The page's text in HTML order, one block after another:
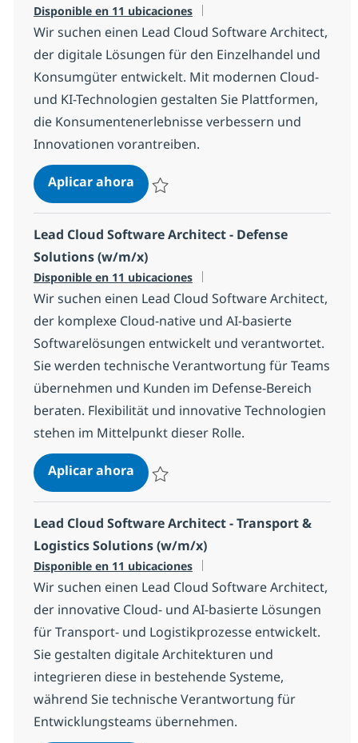
Disponible en 11 ubicaciones
Wir suchen einen Lead Cloud Software Architect,
der digitale Lösungen für den Einzelhandel und
Konsumgüter entwickelt. Mit modernen Cloud-
und KI-Technologien gestalten Sie Plattformen,
die Konsumentenerlebnisse verbessern und
Innovationen vorantreiben.
Aplicar ahoraLead Cloud Software Architect -
Lead Cloud Software Architect - Defense
Solutions (w/m/x)
Disponible en 11 ubicaciones
Wir suchen einen Lead Cloud Software Architect,
der komplexe Cloud-native und AI-basierte
Softwarelösungen entwickelt und verantwortet.
Sie werden technische Verantwortung für Teams
übernehmen und Kunden im Defense-Bereich
beraten. Flexibilität und innovative Technologien
stehen im Mittelpunkt dieser Rolle.
Aplicar ahoraLead Cloud Software Architect -
Lead Cloud Software Architect - Transport &
Logistics Solutions (w/m/x)
Disponible en 11 ubicaciones
Wir suchen einen Lead Cloud Software Architect,
der innovative Cloud- und AI-basierte Lösungen
für Transport- und Logistikprozesse entwickelt.
Sie gestalten digitale Architekturen und
integrieren diese in bestehende Systeme,
während Sie technische Verantwortung für
Entwicklungsteams übernehmen.